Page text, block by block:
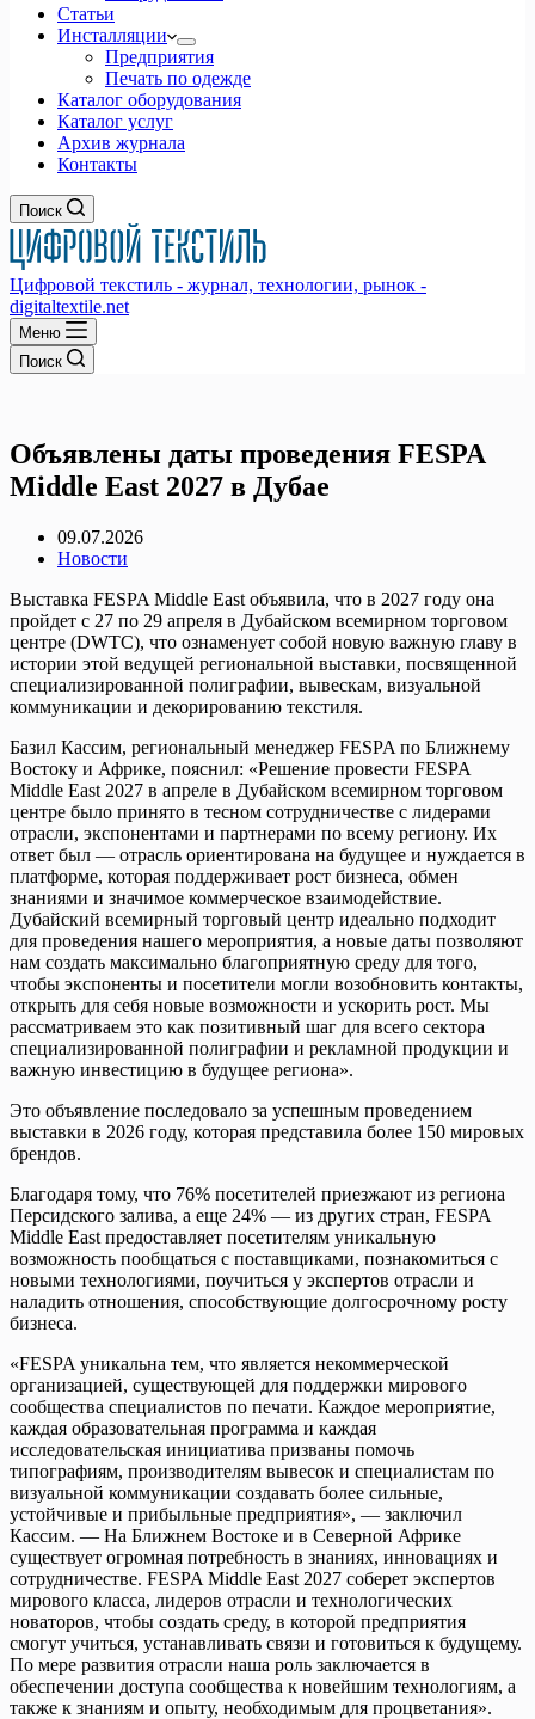
Статьи
Инсталляции
Предприятия
Печать по одежде
Каталог оборудования
Каталог услуг
Архив журнала
Контакты
Поиск
Цифровой текстиль - журнал, технологии, рынок -
digitaltextile.net
Меню
Поиск
Объявлены даты проведения FESPA
Middle East 2027 в Дубае
09.07.2026
Новости
Выставка FESPA Middle East объявила, что в 2027 году она
пройдет с 27 по 29 апреля в Дубайском всемирном торговом
центре (DWTC), что ознаменует собой новую важную главу в
истории этой ведущей региональной выставки, посвященной
специализированной полиграфии, вывескам, визуальной
коммуникации и декорированию текстиля.
Базил Кассим, региональный менеджер FESPA по Ближнему
Востоку и Африке, пояснил: «Решение провести FESPA
Middle East 2027 в апреле в Дубайском всемирном торговом
центре было принято в тесном сотрудничестве с лидерами
отрасли, экспонентами и партнерами по всему региону. Их
ответ был — отрасль ориентирована на будущее и нуждается в
платформе, которая поддерживает рост бизнеса, обмен
знаниями и значимое коммерческое взаимодействие.
Дубайский всемирный торговый центр идеально подходит
для проведения нашего мероприятия, а новые даты позволяют
нам создать максимально благоприятную среду для того,
чтобы экспоненты и посетители могли возобновить контакты,
открыть для себя новые возможности и ускорить рост. Мы
рассматриваем это как позитивный шаг для всего сектора
специализированной полиграфии и рекламной продукции и
важную инвестицию в будущее региона».
Это объявление последовало за успешным проведением
выставки в 2026 году, которая представила более 150 мировых
брендов.
Благодаря тому, что 76% посетителей приезжают из региона
Персидского залива, а еще 24% — из других стран, FESPA
Middle East предоставляет посетителям уникальную
возможность пообщаться с поставщиками, познакомиться с
новыми технологиями, поучиться у экспертов отрасли и
наладить отношения, способствующие долгосрочному росту
бизнеса.
«FESPA уникальна тем, что является некоммерческой
организацией, существующей для поддержки мирового
сообщества специалистов по печати. ​​Каждое мероприятие,
каждая образовательная программа и каждая
исследовательская инициатива призваны помочь
типографиям, производителям вывесок и специалистам по
визуальной коммуникации создавать более сильные,
устойчивые и прибыльные предприятия», — заключил
Кассим. — На Ближнем Востоке и в Северной Африке
существует огромная потребность в знаниях, инновациях и
сотрудничестве. FESPA Middle East 2027 соберет экспертов
мирового класса, лидеров отрасли и технологических
новаторов, чтобы создать среду, в которой предприятия
смогут учиться, устанавливать связи и готовиться к будущему.
По мере развития отрасли наша роль заключается в
обеспечении доступа сообщества к новейшим технологиям, а
также к знаниям и опыту, необходимым для процветания».